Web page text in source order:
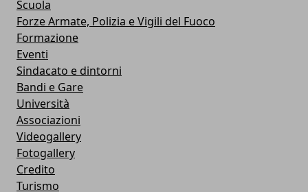
Scuola
Forze Armate, Polizia e Vigili del Fuoco
Formazione
Eventi
Sindacato e dintorni
Bandi e Gare
Università
Associazioni
Videogallery
Fotogallery
Credito
Turismo